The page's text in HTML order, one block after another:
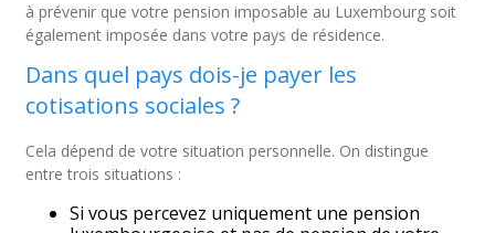
à prévenir que votre pension imposable au Luxembourg soit
également imposée dans votre pays de résidence.
Dans quel pays dois-je payer les
cotisations sociales ?
Cela dépend de votre situation personnelle. On distingue
entre trois situations :
Si vous percevez uniquement une pension